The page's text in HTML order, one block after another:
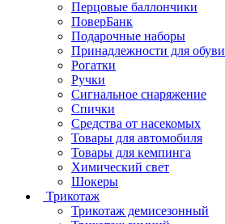
Перцовые баллончики
ПоверБанк
Подарочные наборы
Принадлежности для обуви
Рогатки
Ручки
Сигнальное снаряжение
Спички
Средства от насекомых
Товары для автомобиля
Товары для кемпинга
Химический свет
Шокеры
Трикотаж
Трикотаж демисезонный